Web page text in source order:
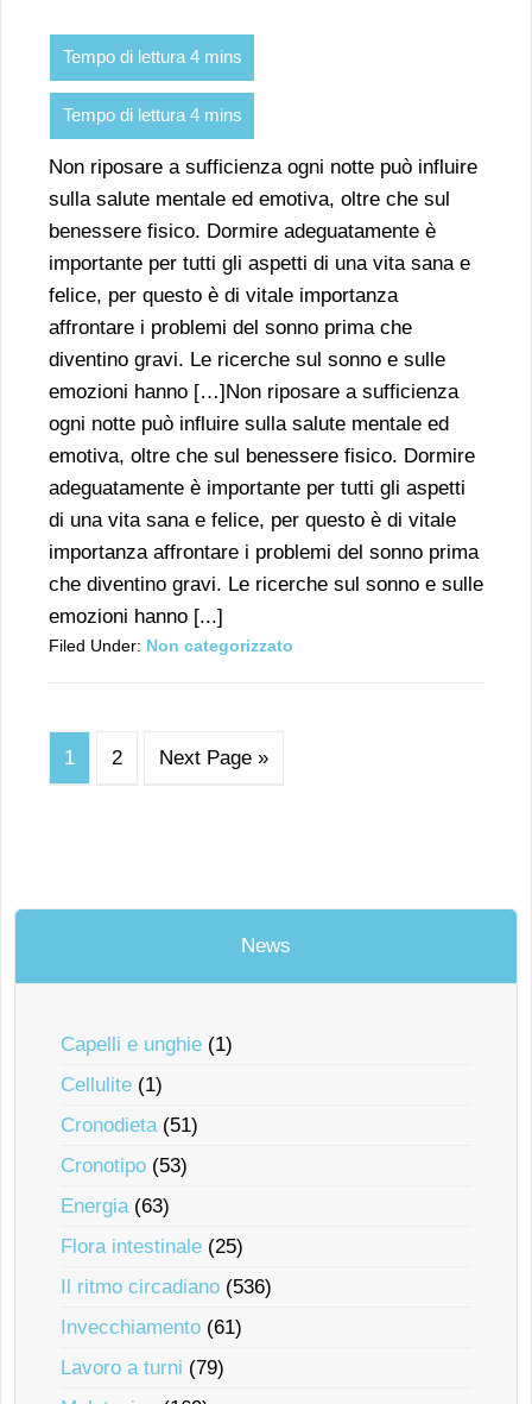
Non riposare a sufficienza ogni notte può influire
sulla salute mentale ed emotiva, oltre che sul
benessere fisico. Dormire adeguatamente è
importante per tutti gli aspetti di una vita sana e
felice, per questo è di vitale importanza
affrontare i problemi del sonno prima che
diventino gravi. Le ricerche sul sonno e sulle
emozioni hanno […]Non riposare a sufficienza
ogni notte può influire sulla salute mentale ed
emotiva, oltre che sul benessere fisico. Dormire
adeguatamente è importante per tutti gli aspetti
di una vita sana e felice, per questo è di vitale
importanza affrontare i problemi del sonno prima
che diventino gravi. Le ricerche sul sonno e sulle
emozioni hanno [...]
Filed Under: Non categorizzato
1 2 Next Page »
News
Capelli e unghie (1)
Cellulite (1)
Cronodieta(51)
Cronotipo (53)
Energia(63)
Flora intestinale (25)
Il ritmo circadiano (536)
Invecchiamento (61)
Lavoro a turni (79)